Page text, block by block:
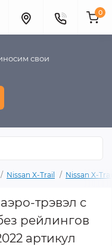
свои
0
Nissan X-Trail Nissan X-
трэвэл с
рейлингов
артикул